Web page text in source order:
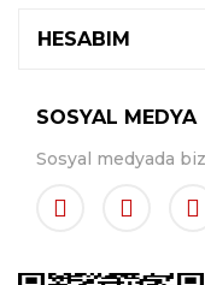
HESABIM
SOSYAL MEDYA
Sosyal medyada